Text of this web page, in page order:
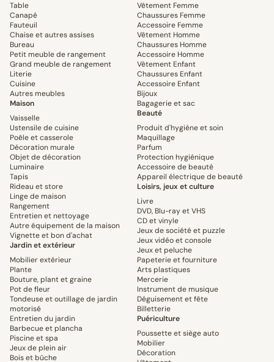
Table
Canapé
Fauteuil
Chaise et autres assises
Bureau
Petit meuble de rangement
Grand meuble de rangement
Literie
Cuisine
Autres meubles
Maison
Vaisselle
Ustensile de cuisine
Poêle et casserole
Décoration murale
Objet de décoration
Luminaire
Tapis
Rideau et store
Linge de maison
Rangement
Entretien et nettoyage
Autre équipement de la maison
Vignette et bon d'achat
Jardin et extérieur
Mobilier extérieur
Plante
Bouture, plant et graine
Pot de fleur
Tondeuse et outillage de jardin
motorisé
Entretien du jardin
Barbecue et plancha
Piscine et spa
Jeux de plein air
Bois et bûche
Vêtement Femme
Chaussures Femme
Accessoire Femme
Vêtement Homme
Chaussures Homme
Accessoire Homme
Vêtement Enfant
Chaussures Enfant
Accessoire Enfant
Bijoux
Bagagerie et sac
Beauté
Produit d'hygiène et soin
Maquillage
Parfum
Protection hygiénique
Accessoire de beauté
Appareil électrique de beauté
Loisirs, jeux et culture
Livre
DVD, Blu-ray et VHS
CD et vinyle
Jeux de société et puzzle
Jeux vidéo et console
Jeux et peluche
Papeterie et fourniture
Arts plastiques
Mercerie
Instrument de musique
Déguisement et fête
Billetterie
Puériculture
Poussette et siège auto
Mobilier
Décoration